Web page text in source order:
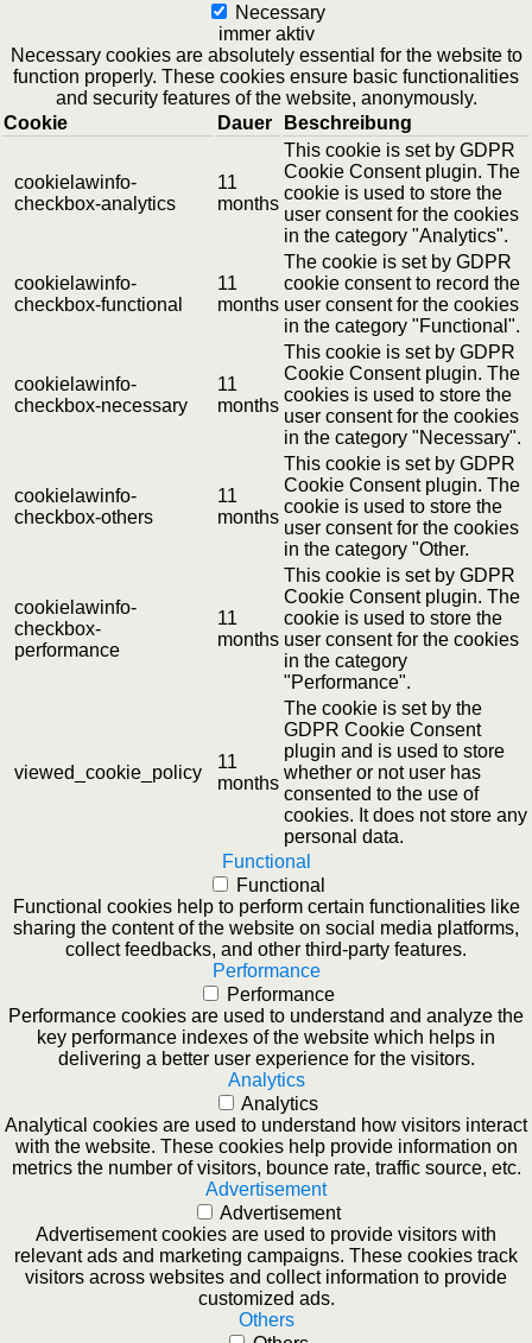
Necessary
immer aktiv
Necessary cookies are absolutely essential for the website to
function properly. These cookies ensure basic functionalities
and security features of the website, anonymously.
Cookie
Dauer Beschreibung
cookielawinfo-
checkbox-analytics
11
months
This cookie is set by GDPR
Cookie Consent plugin. The
cookie is used to store the
user consent for the cookies
in the category "Analytics".
cookielawinfo-
checkbox-functional
11
months
The cookie is set by GDPR
cookie consent to record the
user consent for the cookies
in the category "Functional".
cookielawinfo-
checkbox-necessary
11
months
This cookie is set by GDPR
Cookie Consent plugin. The
cookies is used to store the
user consent for the cookies
in the category "Necessary".
cookielawinfo-
checkbox-others
11
months
This cookie is set by GDPR
Cookie Consent plugin. The
cookie is used to store the
user consent for the cookies
in the category "Other.
cookielawinfo-
checkbox-
performance
11
months
This cookie is set by GDPR
Cookie Consent plugin. The
cookie is used to store the
user consent for the cookies
in the category
"Performance".
viewed_cookie_policy
11
months
The cookie is set by the
GDPR Cookie Consent
plugin and is used to store
whether or not user has
consented to the use of
cookies. It does not store any
personal data.
Functional
Functional
Functional cookies help to perform certain functionalities like
sharing the content of the website on social media platforms,
collect feedbacks, and other third-party features.
Performance
Performance
Performance cookies are used to understand and analyze the
key performance indexes of the website which helps in
delivering a better user experience for the visitors.
Analytics
Analytics
Analytical cookies are used to understand how visitors interact
with the website. These cookies help provide information on
metrics the number of visitors, bounce rate, traffic source, etc.
Advertisement
Advertisement
Advertisement cookies are used to provide visitors with
relevant ads and marketing campaigns. These cookies track
visitors across websites and collect information to provide
customized ads.
Others